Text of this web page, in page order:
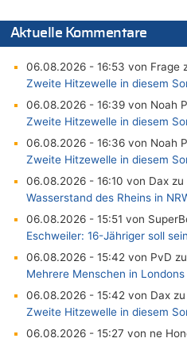
Aktuelle Kommentare
06.08.2026 - 16:53 von Frage
Zweite Hitzewelle in diesem
06.08.2026 - 16:39 von Noah
Zweite Hitzewelle in diesem
06.08.2026 - 16:36 von Noah
Zweite Hitzewelle in diesem
06.08.2026 - 16:10 von Dax zu
Wasserstand des Rheins in
06.08.2026 - 15:51 von
Eschweiler: 16-Jähriger soll
06.08.2026 - 15:42 von PvD zu
Mehrere Menschen in
06.08.2026 - 15:42 von Dax zu
Zweite Hitzewelle in diesem
06.08.2026 - 15:27 von ne